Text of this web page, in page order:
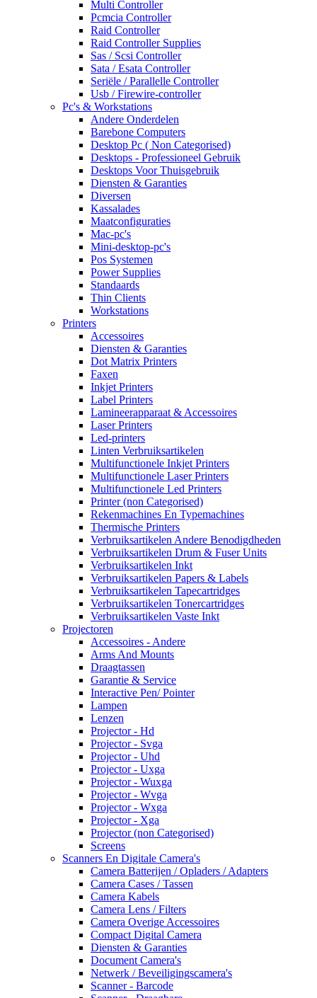
Multi Controller
Pcmcia Controller
Raid Controller
Raid Controller Supplies
Sas / Scsi Controller
Sata / Esata Controller
Seriële / Parallelle Controller
Usb / Firewire-controller
Pc's & Workstations
Andere Onderdelen
Barebone Computers
Desktop Pc ( Non Categorised)
Desktops - Professioneel Gebruik
Desktops Voor Thuisgebruik
Diensten & Garanties
Diversen
Kassalades
Maatconfiguraties
Mac-pc's
Mini-desktop-pc's
Pos Systemen
Power Supplies
Standaards
Thin Clients
Workstations
Printers
Accessoires
Diensten & Garanties
Dot Matrix Printers
Faxen
Inkjet Printers
Label Printers
Lamineerapparaat & Accessoires
Laser Printers
Led-printers
Linten Verbruiksartikelen
Multifunctionele Inkjet Printers
Multifunctionele Laser Printers
Multifunctionele Led Printers
Printer (non Categorised)
Rekenmachines En Typemachines
Thermische Printers
Verbruiksartikelen Andere Benodigdheden
Verbruiksartikelen Drum & Fuser Units
Verbruiksartikelen Inkt
Verbruiksartikelen Papers & Labels
Verbruiksartikelen Tapecartridges
Verbruiksartikelen Tonercartridges
Verbruiksartikelen Vaste Inkt
Projectoren
Accessoires - Andere
Arms And Mounts
Draagtassen
Garantie & Service
Interactive Pen/ Pointer
Lampen
Lenzen
Projector - Hd
Projector - Svga
Projector - Uhd
Projector - Uxga
Projector - Wuxga
Projector - Wvga
Projector - Wxga
Projector - Xga
Projector (non Categorised)
Screens
Scanners En Digitale Camera's
Camera Batterijen / Opladers / Adapters
Camera Cases / Tassen
Camera Kabels
Camera Lens / Filters
Camera Overige Accessoires
Compact Digital Camera
Diensten & Garanties
Document Camera's
Netwerk / Beveiligingscamera's
Scanner - Barcode